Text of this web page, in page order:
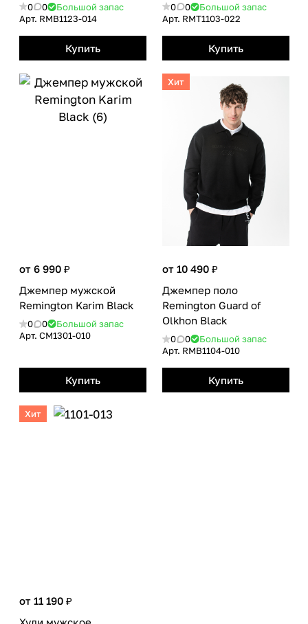
0 0
Большой запас
Арт. RMB1123-014
Купить
0 0
Большой запас
Арт. RMТ1103-022
Купить
от 6 990 ₽
Джемпер мужской
Remington Karim Black
0 0
Большой запас
Арт. CM1301-010
Купить
Хит
от 10 490 ₽
Джемпер поло
Remington Guard of
Olkhon Black
0 0
Большой запас
Арт. RMB1104-010
Купить
Хит
от 11 190 ₽